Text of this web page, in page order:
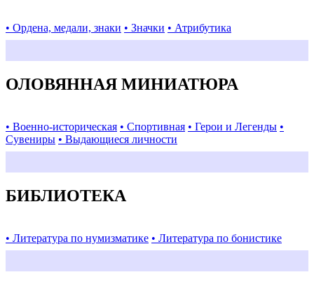
• Ордена, медали, знаки • Значки • Атрибутика
ОЛОВЯННАЯ МИНИАТЮРА
• Военно-историческая • Спортивная • Герои и Легенды •
Сувениры • Выдающиеся личности
БИБЛИОТЕКА
• Литература по нумизматике • Литература по бонистике